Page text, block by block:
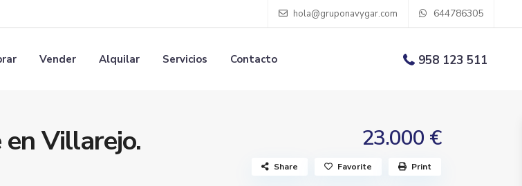
hola@gruponavygar.com 644786305
958 123 511
Vender Alquilar Servicios Contacto
Villarejo. 23.000 €
Share Favorite Print